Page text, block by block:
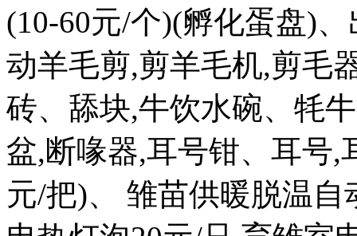
(10-60元/个)(孵化蛋盘)
动羊毛剪,剪羊毛机,剪毛
砖、舔块,牛饮水碗、牦
盆,断喙器,耳号钳、耳号,
元/把)、 雏苗供暖脱温